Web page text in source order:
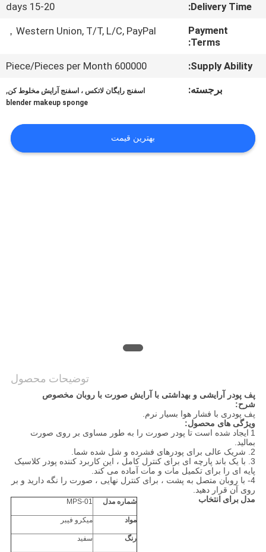
کیفیت
سایت
POLICY
Delivery Time:
15-20 days
Payment
Terms:
Western Union, T/T, L/C, PayPal，
Supply Ability:
600000 Piece/Pieces per Month
برجسته:
اسفنج رایگان لاتکس ، اسفنج آرایش مخلوط کن,
blender makeup sponge
بهترین قیمت
توضیحات محصول
پف پودر آرایشی و بهداشتی با آرایش صورت با روبان مخصوص
شرح:
پف پودری با فشار هوا بسیار نرم.
ویژگی های محصول:
1 ایجاد شده است تا پودر صورت را به طور مساوی بر روی صورت
بمالید.
2. شریک عالی برای پودرهای فشرده و شل شده شما.
3. با یک باند پارچه ای برای کنترل کامل ، این کاربرد کننده پودر کلاسیک
پایه ای را برای تکمیل مات و مات آماده می کند.
4- با روبان متصل به پشت ، برای کنترل نهایی ، صورت را نگه دارید و بر
روی آن قرار دهید.
شماره مدل MPS-01
مواد میکرو فیبر
رنگ سفید
مدل برای انتخاب